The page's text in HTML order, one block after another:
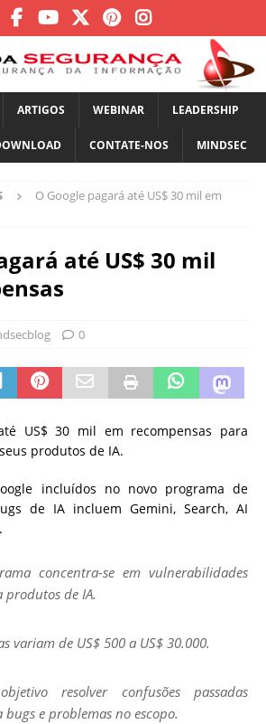
ARTIGOS WEBINAR LEADERSHIP
CONTATE-NOS MINDSEC
O Google pagará até US$ 30 mil em
até US$ 30 mil
0
US$ 30 mil em recompensas para
produtos de IA.
incluídos no novo programa de
de IA incluem Gemini, Search, AI
concentra-se em vulnerabilidades
produtos de IA.
variam de US$ 500 a US$ 30.000.
resolver confusões passadas
bugs e problemas no escopo.